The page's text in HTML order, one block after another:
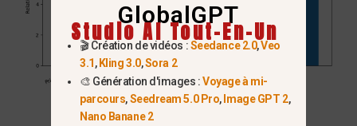
GlobalGPT
Studio AI Tout-En-Un
🎬 Création de vidéos :Seedance 2.0,Veo
3.1, Kling 3.0,Sora 2
🎨 Génération d'images :Voyage à mi-
parcours,Seedream 5.0 Pro, Image GPT 2,
Nano Banane 2